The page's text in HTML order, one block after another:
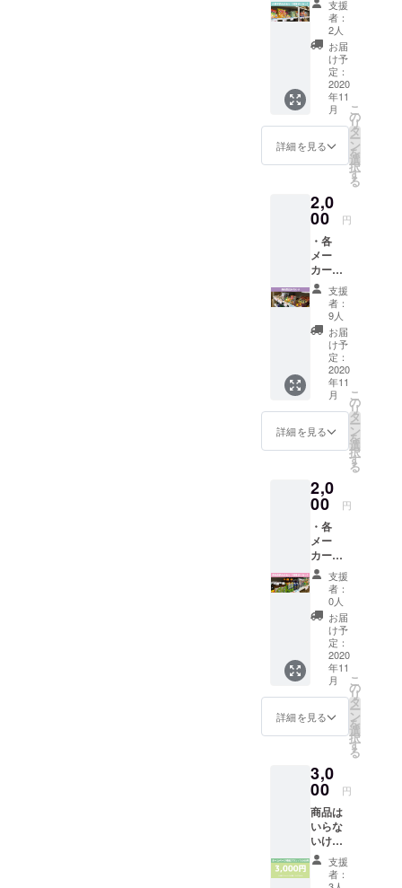
だ美味
しく食
べられ
る事を
確認済
みです
ので、
ご安心
くださ
い。
詰め合
わせ
（メー
カー希
望小売
価格の
合計＋
送料で
2,000円
相当）
・サン
クス
※賞味期
限切れ
の商品
は含ま
れてい
ませ
ん。
支援
者：
2人
お届
け予
定：
2020
年11
月
詳細を見る
こ
の
リ
タ
ー
ン
を
選
択
す
る
2,0
00 円
・各
メー
カーの
食料品
詰め合
わせ
（メー
カー希
望小売
価格の
合計＋
送料で
2,500円
相当）
・サン
クス
※お菓
子、
カップ
麺、缶
詰、レ
トルト
食品、
ドリン
クなど
の食品
全般か
らラン
ダムに
入って
いま
す。 ※
賞味期
れてい
ます
が、ま
だ美味
しく食
べられ
る事を
確認済
支援
者：
9人
お届
け予
定：
2020
年11
月
詳細を見る
こ
の
リ
タ
ー
ン
を
選
択
す
る
2,0
00 円
・各
メー
カーの
食料品
詰め合
わせ
（メー
カー希
望小売
価格の
合計＋
送料で
2,000円
相当）
・サン
クス
※お菓
子、
カップ
麺、缶
詰、レ
トルト
食品、
ドリン
支援
者：
0人
お届
け予
定：
2020
年11
月
詳細を見る
こ
の
リ
タ
ー
ン
を
選
択
す
る
3,0
00 円
商品は
いらな
いけど
応援す
るよ！
という
支援
者：